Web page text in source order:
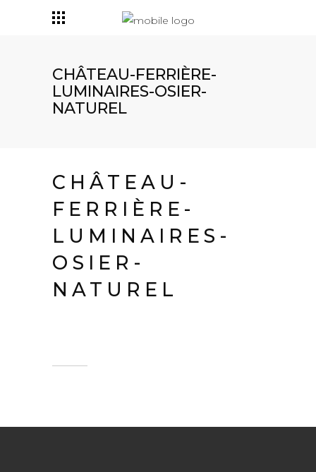
CHÂTEAU-FERRIÈRE-
LUMINAIRES-OSIER-
NATUREL
CHÂTEAU-
FERRIÈRE-
LUMINAIRES-
OSIER-
NATUREL